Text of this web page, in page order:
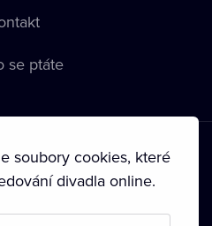
se ptáte
soukromí • Zásady používání
soubory cookies, které
divadla online.